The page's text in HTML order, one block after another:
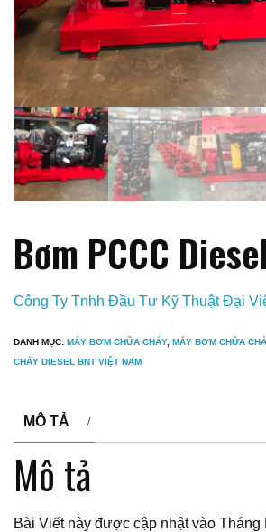
Bơm PCCC
Công Ty Tnhh Đầu Tư Kỹ Thuật Đại
DANH MỤC: MÁY BƠM CHỮA CHÁY, MÁY BƠM CHỮA
CHÁY DIESEL BNT VIỆT NAM
MÔ TẢ
Mô tả
Bài Viết này được cập nhật vào Tháng